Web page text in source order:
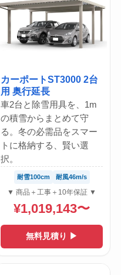
カーポートST3000 2台
用 奥行延長
車2台と除雪用具を、1m
の積雪からまとめて守
る。冬の必需品をスマー
トに格納する、賢い選
択。
耐雪100cm 耐風46m/s
▼ 商品＋工事＋10年保証 ▼
¥1,019,143〜
無料見積り ▶